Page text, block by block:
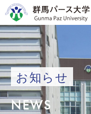
お知らせ
NEWS